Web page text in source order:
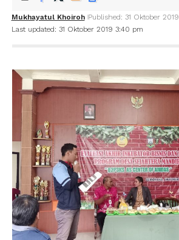
Last updated: 31 Oktober 2019 3:40 pm
Mukhayatul Khoiroh Published: 31 Oktober 2019